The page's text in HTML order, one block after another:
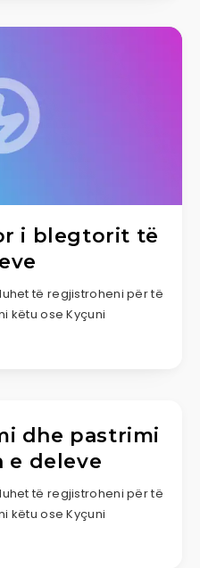
i blegtorit të
të regjistroheni për të
këtu ose Kyçuni
dhe pastrimi
e deleve
të regjistroheni për të
këtu ose Kyçuni